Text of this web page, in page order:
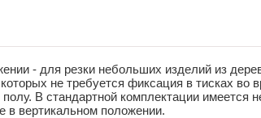
- для резки небольших изделий из
не требуется фиксация в тисках во
В стандартной комплектации имеется
в вертикальном положении.